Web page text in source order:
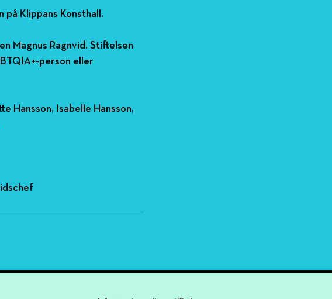
på Klippans Konsthall.
Magnus Ragnvid. Stiftelsen
person eller
Hansson, Isabelle Hansson,